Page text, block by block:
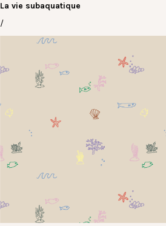
La vie subaquatique
/